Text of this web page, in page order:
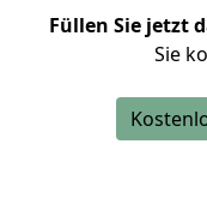
Füllen Sie jetzt
Sie